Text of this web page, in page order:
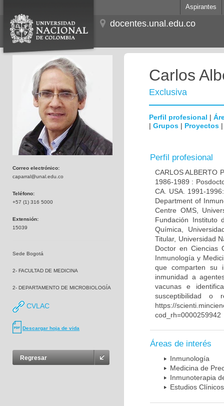
Aspirantes
docentes.unal.edu.co
Correo electrónico:
caparral@unal.edu.co
Teléfono:
+57 (1) 316 5000
Extensión:
15039
Sede Bogotá
2- FACULTAD DE MEDICINA
2- DEPARTAMENTO DE MICROBIOLOGÍA
CVLAC
Descargar hoja de vida
Regresar
Carlos
Exclusiva
Perfil profesional |
| Grupos | Proyectos
Perfil profesional
CARLOS ALBERTO
1986-1989 :
CA. USA. 1991-
Department of
Centre OMS,
Fundación Instituto
Química,
Titular, Universidad
Doctor en Ciencias
Inmunología y
que comparten su
inmunidad a
vacunas e
susceptibilidad o
https://
cod_rh=0000259942
Áreas de interés
Inmunología
Medicina de
Inmunoterapia
Estudios Clínicos